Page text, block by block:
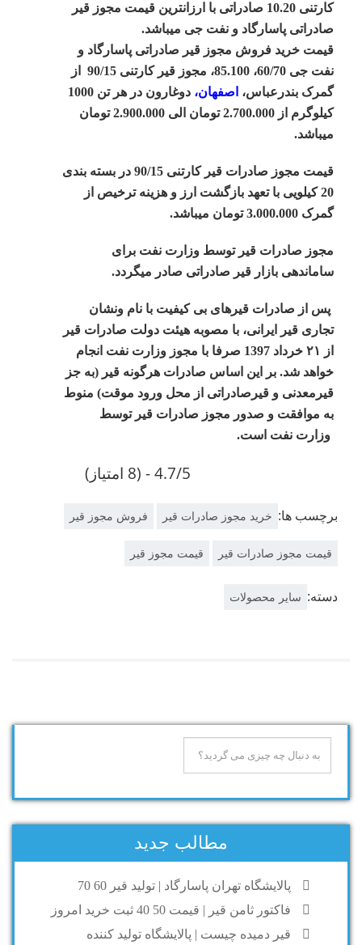
کارتنی 10.20 صادراتی با ارزانترین قیمت مجوز قیر
صادراتی پاسارگاد و نفت جی میباشد.
قیمت خرید فروش مجوز قیر صادراتی پاسارگاد و
نفت جی 60/70، 85.100، مجوز قیر کارتنی 90/15 از
گمرک بندرعباس، اصفهان،
دوغارون در هر تن 1000
کیلوگرم از 2.700.000 تومان الی 2.900.000 تومان
میباشد.
قیمت مجوز صادرات قیر کارتنی 90/15 در بسته بندی
20 کیلویی با تعهد بازگشت ارز و هزینه ترخیص از
گمرک 3.000.000 تومان میباشد
.
مجوز صادرات قیر توسط وزارت نفت برای
ساماندهی بازار قیر صادراتی صادر میگردد.
​پس از صادرات قیرهای بی کیفیت با نام ونشان
تجاری قیر ایرانی، با مصوبه هیئت دولت صادرات قیر
از ۲۱ خرداد 1397 صرفا با مجوز وزارت نفت انجام
خواهد شد. بر این اساس صادرات هرگونه قیر (به جز
قیرمعدنی و قیرصادراتی از محل ورود موقت) منوط
به موافقت و صدور مجوز صادرات قیر توسط
وزارت نفت است.
4.7/5 - (8 امتیاز)
برچسب ها: خرید مجوز صادرات قیر فروش مجوز قیر
قیمت مجوز صادرات قیر قیمت مجوز قیر
دسته: سایر محصولات
مطالب جدید
پالایشگاه تهران پاسارگاد | تولید قیر 60 70
فاکتور ثامن قیر | قیمت 50 40 ثبت خرید امروز
قیر دمیده چیست | پالایشگاه تولید کننده